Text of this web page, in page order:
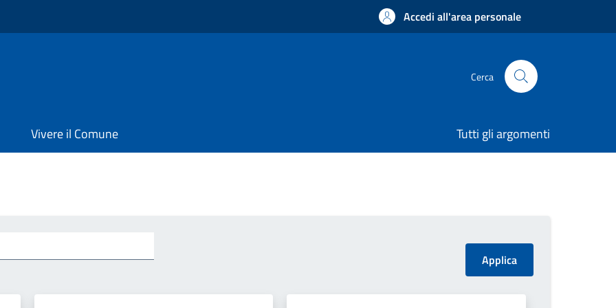
Accedi all'area personale
Cerca
Vivere il Comune Tutti gli argomenti